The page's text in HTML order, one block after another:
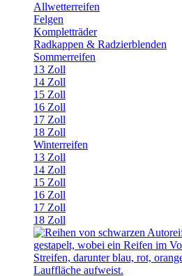
Allwetterreifen
Felgen
Kompletträder
Radkappen & Radzierblenden
Sommerreifen
13 Zoll
14 Zoll
15 Zoll
16 Zoll
17 Zoll
18 Zoll
Winterreifen
13 Zoll
14 Zoll
15 Zoll
16 Zoll
17 Zoll
18 Zoll